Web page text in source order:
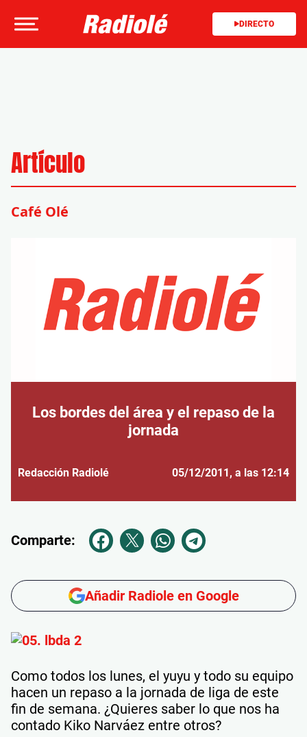
DIRECTO
Artículo
Café Olé
Los bordes del área y el repaso de la
jornada
Redacción Radiolé 05/12/2011, a las 12:14
Comparte:
Añadir Radiole en Google
Como todos los lunes, el yuyu y todo su equipo
hacen un repaso a la jornada de liga de este
fin de semana. ¿Quieres saber lo que nos ha
contado Kiko Narváez entre otros?